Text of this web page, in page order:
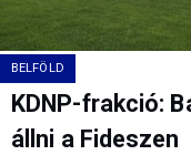
BELFÖLD
KDNP-frakció:
állni a Fideszen